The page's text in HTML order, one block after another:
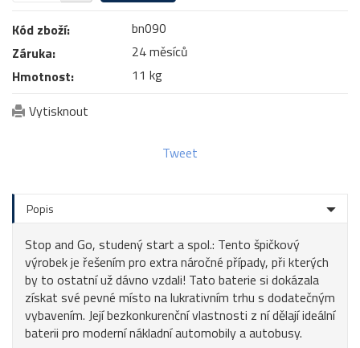
Kód zboží:
bn090
Záruka:
24 měsíců
Hmotnost:
11 kg
Vytisknout
Tweet
Popis
Stop and Go, studený start a spol.: Tento špičkový
výrobek je řešením pro extra náročné případy, při kterých
by to ostatní už dávno vzdali! Tato baterie si dokázala
získat své pevné místo na lukrativním trhu s dodatečným
vybavením. Její bezkonkurenční vlastnosti z ní dělají ideální
baterii pro moderní nákladní automobily a autobusy.